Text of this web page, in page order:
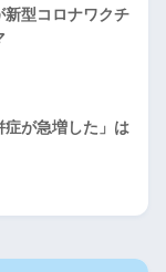
新型コロナワクチ
症が急増した」は